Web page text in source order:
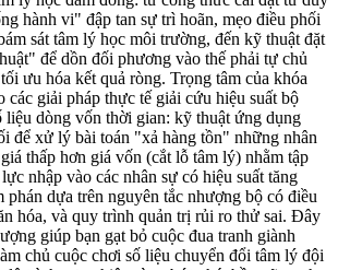
hành vi" đập tan sự trì hoãn, mẹo điều phối
sát tâm lý học môi trường, đến kỹ thuật đặt
để dồn đối phương vào thế phải tự chủ
ưu hóa kết quả ròng. Trọng tâm của khóa
các giải pháp thực tế giải cứu hiệu suất bộ
liệu dòng vốn thời gian: kỹ thuật ứng dụng
để xử lý bài toán "xả hàng tồn" những nhân
thấp hơn giá vốn (cắt lỗ tâm lý) nhằm tập
nhập vào các nhân sự có hiệu suất tăng
phán dựa trên nguyên tắc nhượng bộ có điều
hóa, và quy trình quản trị rủi ro thử sai. Đây
giúp bạn gạt bỏ cuộc đua tranh giành
chủ cuộc chơi số liệu chuyển đổi tâm lý đội